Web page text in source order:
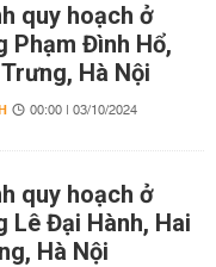
quy hoạch ở
Phạm Đình Hổ,
Hà Nội
00:00 | 03/10/2024
quy hoạch ở
Lê Đại Hành, Hai
Hà Nội